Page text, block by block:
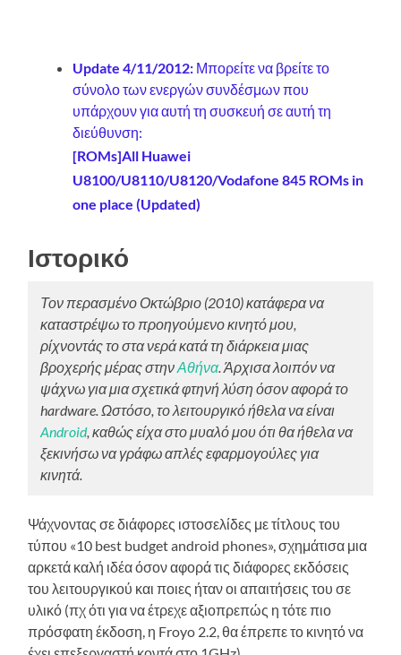
Update 4/11/2012: Μπορείτε να βρείτε το
σύνολο των ενεργών συνδέσμων που
υπάρχουν για αυτή τη συσκευή σε αυτή τη
διεύθυνση:
[ROMs]All Huawei
U8100/U8110/U8120/Vodafone 845 ROMs in
one place (Updated)
Ιστορικό
Τον περασμένο Οκτώβριο (2010) κατάφερα να
καταστρέψω το προηγούμενο κινητό μου,
ρίχνοντάς το στα νερά κατά τη διάρκεια μιας
βροχερής μέρας στηνΑθήνα. Άρχισα λοιπόν να
ψάχνω για μια σχετικά φτηνή λύση όσον αφορά το
hardware. Ωστόσο, το λειτουργικό ήθελα να είναι
Android, καθώς είχα στο μυαλό μου ότι θα ήθελα να
ξεκινήσω να γράφω απλές εφαρμογούλες για
κινητά.
Ψάχνοντας σε διάφορες ιστοσελίδες με τίτλους του
τύπου «10 best budget android phones», σχημάτισα μια
αρκετά καλή ιδέα όσον αφορά τις διάφορες εκδόσεις
του λειτουργικού και ποιες ήταν οι απαιτήσεις του σε
υλικό (πχ ότι για να έτρεχε αξιοπρεπώς η τότε πιο
πρόσφατη έκδοση, η Froyo 2.2, θα έπρεπε το κινητό να